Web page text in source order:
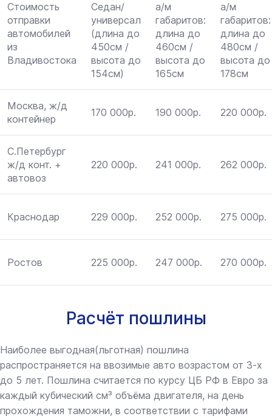
Стоимость
отправки
автомобилей
из
Владивостока
Седан/
универсал
(длина до
450см /
высота до
154см)
а/м
габаритов:
длина до
460см /
высота до
165см
а/м
габаритов:
длина до
480см /
высота до
178см
Москва, ж/д
контейнер
170 000р. 190 000р. 220 000р.
С.Петербург
ж/д конт. +
автовоз
220 000р. 241 000р. 262 000р.
Краснодар 229 000р. 252 000р. 275 000р.
Ростов 225 000р. 247 000р. 270 000р.
Расчёт пошлины
Наиболее выгодная(льготная) пошлина
распространяется на ввозимые авто возрастом от 3-х
до 5 лет. Пошлина считается по курсу ЦБ РФ в Евро за
каждый кубический см³ объёма двигателя, на день
прохождения таможни, в соответствии с тарифами